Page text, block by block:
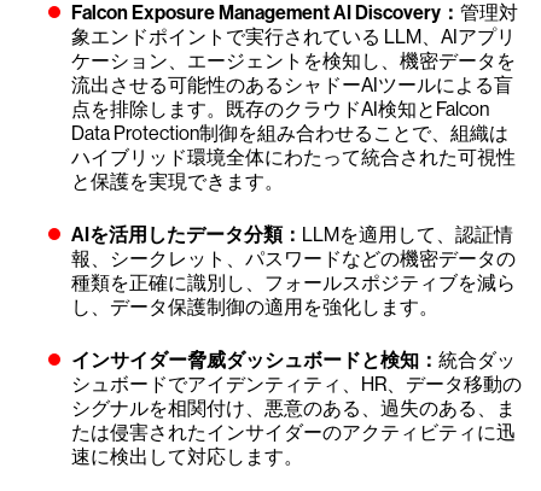
Falcon Exposure ManagementAI Discovery： 管理対
象エンドポイントで実行されている LLM、AIアプリ
ケーション、エージェントを検知し、機密データを
流出させる可能性のあるシャドーAIツールによる盲
点を排除します。既存のクラウドAI検知とFalcon
Data Protection制御を組み合わせることで、組織は
ハイブリッド環境全体にわたって統合された可視性
と保護を実現できます。
AIを活用したデータ分類： LLMを適用して、認証情
報、シークレット、パスワードなどの機密データの
種類を正確に識別し、フォールスポジティブを減ら
し、データ保護制御の適用を強化します。
インサイダー脅威ダッシュボードと検知： 統合ダッ
シュボードでアイデンティティ、HR、データ移動の
シグナルを相関付け、悪意のある、過失のある、ま
たは侵害されたインサイダーのアクティビティに迅
速に検出して対応します。